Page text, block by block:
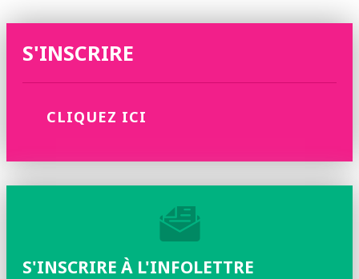
S'INSCRIRE
CLIQUEZ ICI
S'INSCRIRE À L'INFOLETTRE